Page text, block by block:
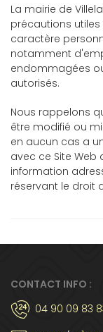
La mairie de
précautions
caractère
notamment
endommagées
autorisés.
Nous rappelons
être modifié ou
en aucun cas a
avec ce Site
information
réservant le droit
CONTACT INFO :
04 90 09 83